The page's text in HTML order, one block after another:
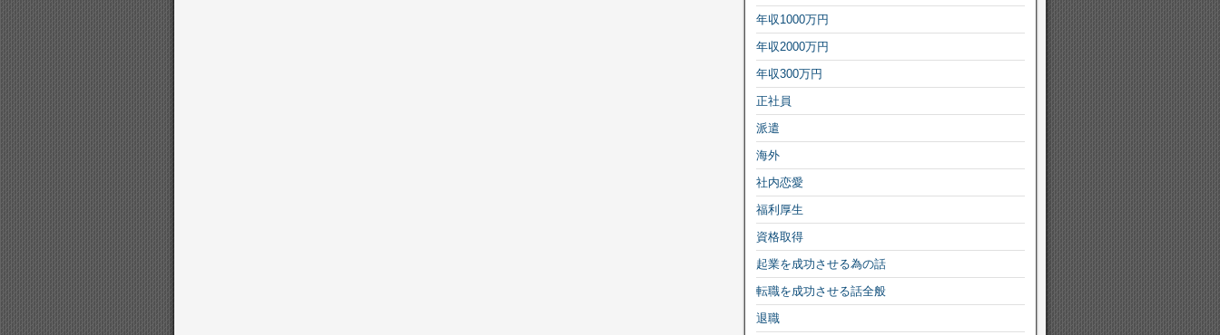
年収1000万円
年収2000万円
年収300万円
正社員
派遣
海外
社内恋愛
福利厚生
資格取得
起業を成功させる為の話
転職を成功させる話全般
退職